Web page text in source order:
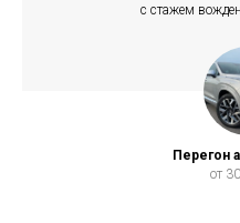
с стажем
Перегон
от